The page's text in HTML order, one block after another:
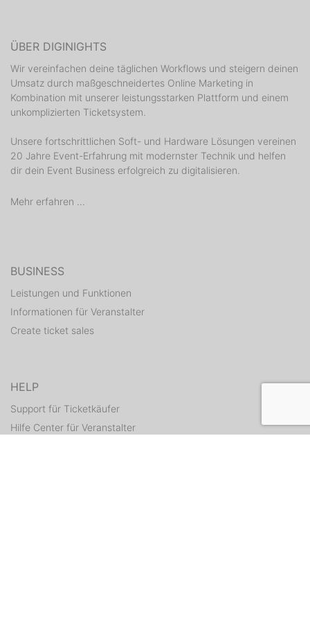
ÜBER DIGINIGHTS
Wir vereinfachen deine täglichen Workflows und steigern deinen
Umsatz durch maßgeschneidertes Online Marketing in
Kombination mit unserer leistungsstarken Plattform und einem
unkomplizierten Ticketsystem.
Unsere fortschrittlichen Soft- und Hardware Lösungen vereinen
20 Jahre Event-Erfahrung mit modernster Technik und helfen
dir dein Event Business erfolgreich zu digitalisieren.
Mehr erfahren ...
BUSINESS
Leistungen und Funktionen
Informationen für Veranstalter
Create ticket sales
HELP
Support für Ticketkäufer
Hilfe Center für Veranstalter